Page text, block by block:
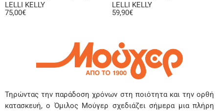
LELLI KELLY
75,00€
LELLI KELLY
59,90€
Τηρώντας την παράδοση χρόνων στη ποιότητα και την ορθή
κατασκευή, ο Όμιλος Μούγερ σχεδιάζει σήμερα μια πλήρη